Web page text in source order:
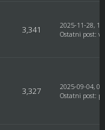
3,341
2025-11-28,
Ostatni post:
3,327
2025-09-04,
Ostatni post: